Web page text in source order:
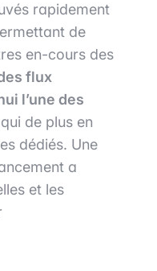
rapidement
de
en-cours des
flux
l’une des
qui de plus en
dédiés. Une
a
et les